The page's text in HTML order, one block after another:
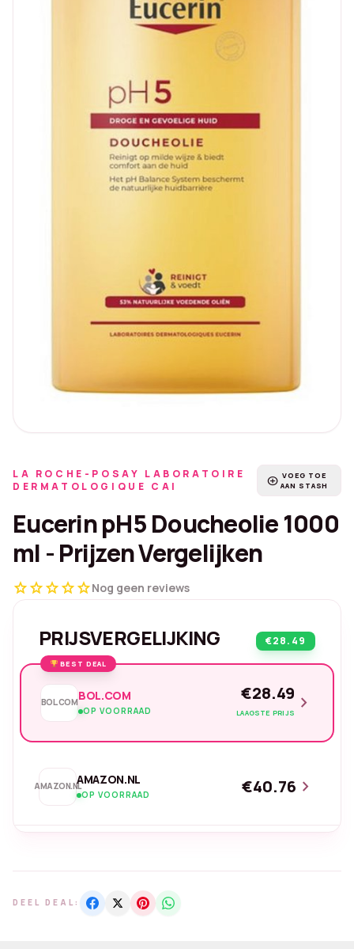
LA ROCHE-POSAY LABORATOIRE
DERMATOLOGIQUE CAI
add_circle VOEG TOE
AAN STASH
Eucerin pH5 Doucheolie 1000
ml - Prijzen Vergelijken
starstarstarstarstarNog geen reviews
PRIJSVERGELIJKING €28.49
BEST DEAL
BOL.COMBOL.COM
OP VOORRAAD
€28.49
LAAGSTE PRIJS chevron_right
AMAZON.NLAMAZON.NL
OP VOORRAAD €40.76 chevron_right
DEEL DEAL: